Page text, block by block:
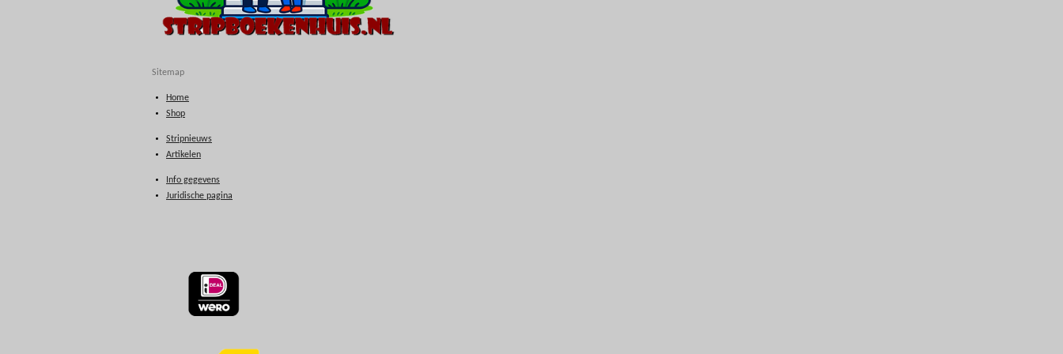
Sitemap
Home
Shop
Stripnieuws
Artikelen
Info gegevens
Juridische pagina